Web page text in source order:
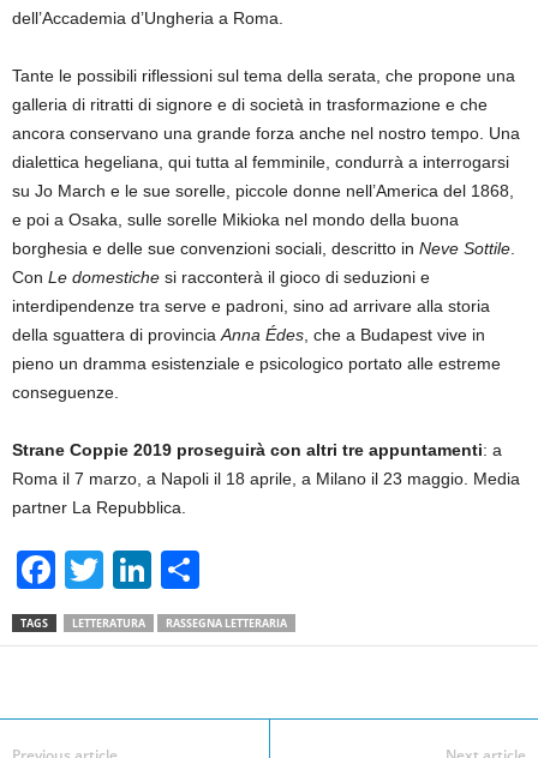
dell’Accademia d’Ungheria a Roma.
Tante le possibili riflessioni sul tema della serata, che propone una
galleria di ritratti di signore e di società in trasformazione e che
ancora conservano una grande forza anche nel nostro tempo. Una
dialettica hegeliana, qui tutta al femminile, condurrà a interrogarsi
su Jo March e le sue sorelle, piccole donne nell’America del 1868,
e poi a Osaka, sulle sorelle Mikioka nel mondo della buona
borghesia e delle sue convenzioni sociali, descritto in Neve Sottile
Con Le domestiche si racconterà il gioco di seduzioni e
interdipendenze tra serve e padroni, sino ad arrivare alla storia
della sguattera di provincia Anna Édes , che a Budapest vive in
pieno un dramma esistenziale e psicologico portato alle estreme
conseguenze.
Strane Coppie 2019 proseguirà con altri tre appuntamenti: a
Roma il 7 marzo, a Napoli il 18 aprile, a Milano il 23 maggio. Media
partner La Repubblica.
F
a
c
b
T
wi
tt
Li
n
k
dI
h
ar
TAGS LETTERATURA RASSEGNA LETTERARIA